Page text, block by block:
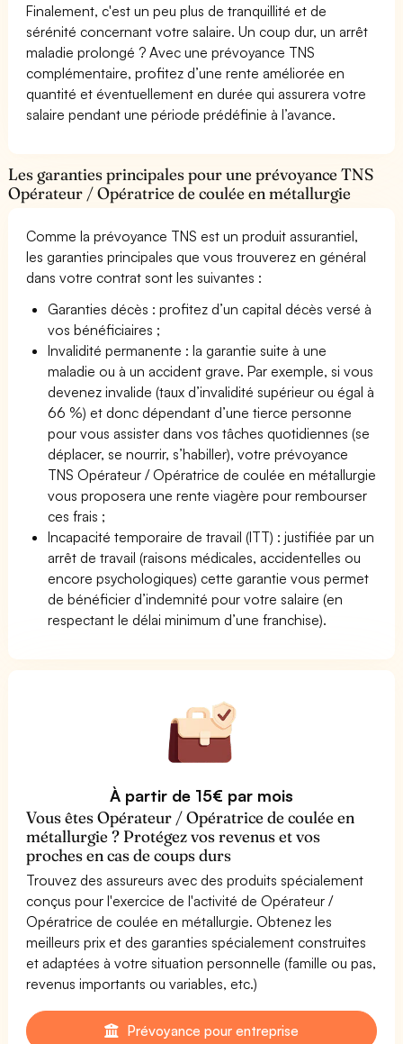
Finalement, c'est un peu plus de tranquillité et de
sérénité concernant votre salaire. Un coup dur, un arrêt
maladie prolongé ? Avec une prévoyance TNS
complémentaire, profitez d’une rente améliorée en
quantité et éventuellement en durée qui assurera votre
salaire pendant une période prédéfinie à l’avance.
Les garanties principales pour une prévoyance TNS
Opérateur / Opératrice de coulée en métallurgie
Comme la prévoyance TNS est un produit assurantiel,
les garanties principales que vous trouverez en général
dans votre contrat sont les suivantes :
Garanties décès : profitez d’un capital décès versé à
vos bénéficiaires ;
Invalidité permanente : la garantie suite à une
maladie ou à un accident grave. Par exemple, si vous
devenez invalide (taux d’invalidité supérieur ou égal à
66 %) et donc dépendant d’une tierce personne
pour vous assister dans vos tâches quotidiennes (se
déplacer, se nourrir, s’habiller), votre prévoyance
TNS Opérateur / Opératrice de coulée en métallurgie
vous proposera une rente viagère pour rembourser
ces frais ;
Incapacité temporaire de travail (ITT) : justifiée par un
arrêt de travail (raisons médicales, accidentelles ou
encore psychologiques) cette garantie vous permet
de bénéficier d’indemnité pour votre salaire (en
respectant le délai minimum d’une franchise).
À partir de 15€ par mois
Vous êtes Opérateur / Opératrice de coulée en
métallurgie ? Protégez vos revenus et vos
proches en cas de coups durs
Trouvez des assureurs avec des produits spécialement
conçus pour l'exercice de l'activité de Opérateur /
Opératrice de coulée en métallurgie. Obtenez les
meilleurs prix et des garanties spécialement construites
et adaptées à votre situation personnelle (famille ou pas,
revenus importants ou variables, etc.)
Prévoyance pour entreprise